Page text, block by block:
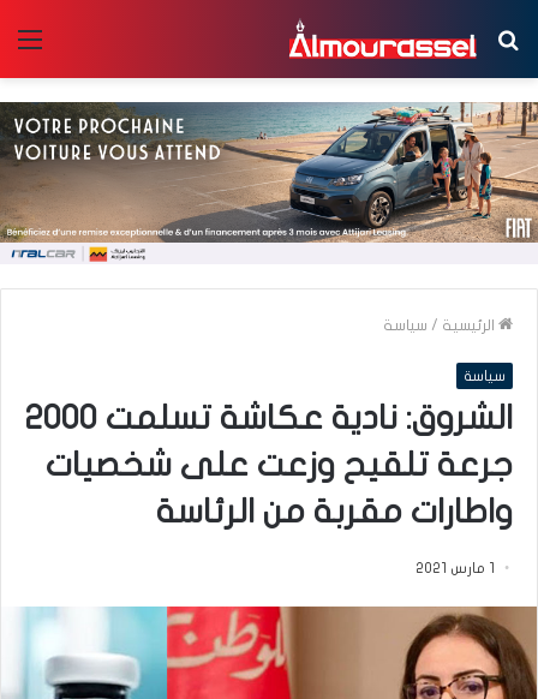
بحث
عن
الرئيسية / سياسة
سياسة
الشروق: نادية عكاشة تسلمت 2000
جرعة تلقيح وزعت على شخصيات
واطارات مقربة من الرئاسة
1 مارس 2021